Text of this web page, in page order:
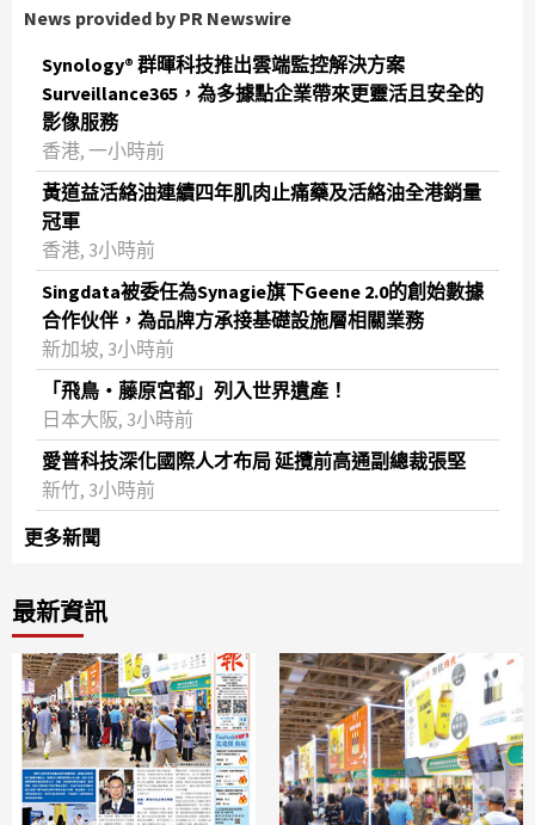
News provided by PR Newswire
Synology® 群暉科技推出雲端監控解決方案
Surveillance365，為多據點企業帶來更靈活且安全的
影像服務
香港, 一小時前
黃道益活絡油連續四年肌肉止痛藥及活絡油全港銷量
冠軍
香港, 3小時前
Singdata被委任為Synagie旗下Geene 2.0的創始數據
合作伙伴，為品牌方承接基礎設施層相關業務
新加坡, 3小時前
「飛鳥・藤原宮都」列入世界遺產！
日本大阪, 3小時前
愛普科技深化國際人才布局 延攬前高通副總裁張堅
新竹, 3小時前
更多新聞
最新資訊